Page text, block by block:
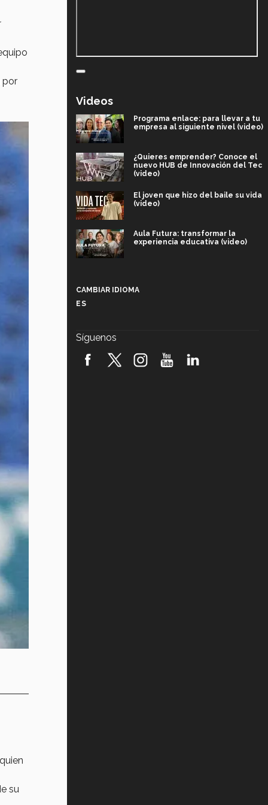
por
su
Videos
Programa enlace: para llevar a tu
empresa al siguiente nivel (video)
¿Quieres emprender? Conoce el
nuevo HUB de Innovación del Tec
(video)
El joven que hizo del baile su vida
(video)
Aula Futura: transformar la
experiencia educativa (video)
robótica FIRST 2026! (video)
CAMBIAR IDIOMA
ES
Síguenos